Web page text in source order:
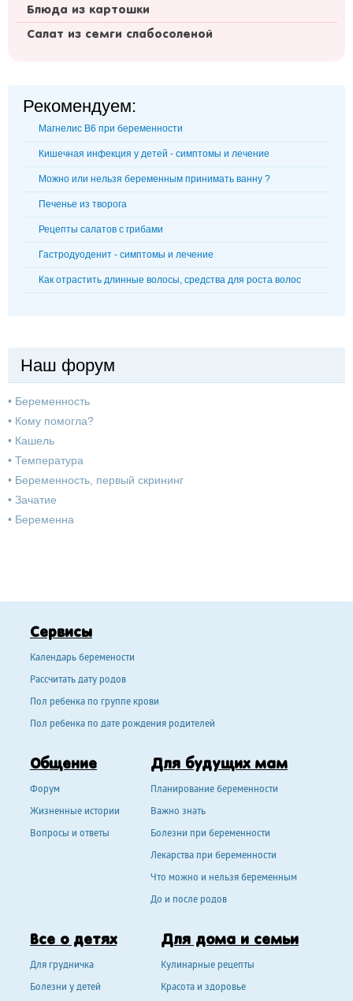
Блюда из картошки
Салат из семги слабосоленой
Рекомендуем:
Магнелис В6 при беременности
Кишечная инфекция у детей - симптомы и лечение
Можно или нельзя беременным принимать ванну ?
Печенье из творога
Рецепты салатов с грибами
Гастродуоденит - симптомы и лечение
Как отрастить длинные волосы, средства для роста волос
Наш форум
• Беременность
• Кому помогла?
• Кашель
• Температура
• Беременность, первый скрининг
• Зачатие
• Беременна
Сервисы
Календарь беремености
Рассчитать дату родов
Пол ребенка по группе крови
Пол ребенка по дате рождения родителей
Общение
Форум
Жизненные истории
Вопросы и ответы
Для будущих мам
Планирование беременности
Важно знать
Болезни при беременности
Лекарства при беременности
Что можно и нельзя беременным
До и после родов
Все о детях
Для грудничка
Болезни у детей
Для дома и семьи
Кулинарные рецепты
Красота и здоровье